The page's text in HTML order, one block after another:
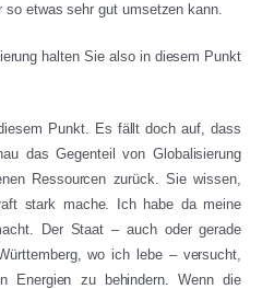
so etwas sehr gut umsetzen kann.
halten Sie also in diesem Punkt
Punkt. Es fällt doch auf, dass
das Gegenteil von Globalisierung
Ressourcen zurück. Sie wissen,
stark mache. Ich habe da meine
Der Staat – auch oder gerade
wo ich lebe – versucht,
Energien zu behindern. Wenn die